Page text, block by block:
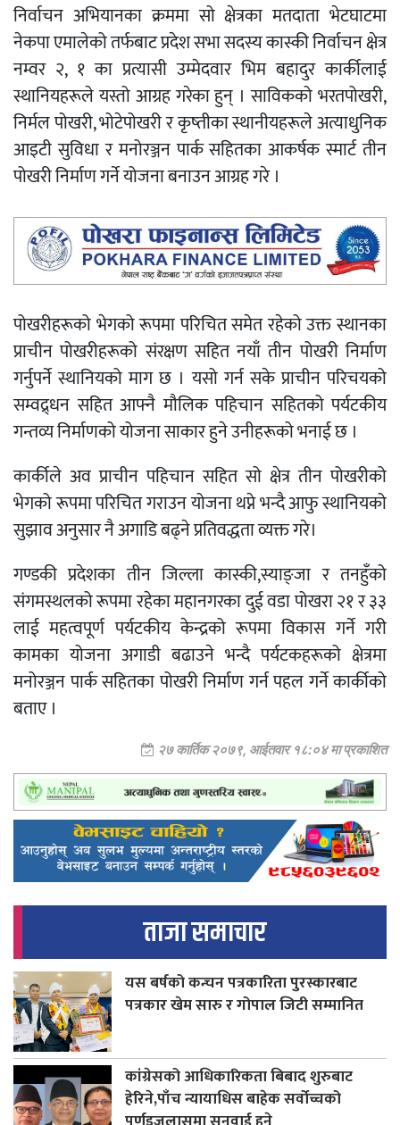
निर्वाचन अभियानका क्रममा सो क्षेत्रका मतदाता भेटघाटमा
नेकपा एमालेको तर्फबाट प्रदेश सभा सदस्य कास्की निर्वाचन क्षेत्र
नम्वर २, १ का प्रत्यासी उम्मेदवार भिम बहादुर कार्कीलाई
स्थानियहरूले यस्तो आग्रह गरेका हुन् । साविकको भरतपोखरी,
निर्मल पोखरी, भोटेपोखरी र कृष्तीका स्थानीयहरूले अत्याधुनिक
आइटी सुविधा र मनोरञ्जन पार्क सहितका आकर्षक स्मार्ट तीन
पोखरी निर्माण गर्ने योजना बनाउन आग्रह गरे ।
पोखरीहरूको भेगको रूपमा परिचित समेत रहेको उक्त स्थानका
प्राचीन पोखरीहरूको संरक्षण सहित नयाँ तीन पोखरी निर्माण
गर्नुपर्ने स्थानियको माग छ । यसो गर्न सके प्राचीन परिचयको
सम्वद्र्धन सहित आफ्नै मौलिक पहिचान सहितको पर्यटकीय
गन्तव्य निर्माणको योजना साकार हुने उनीहरूको भनाई छ ।
कार्कीले अव प्राचीन पहिचान सहित सो क्षेत्र तीन पोखरीको
भेगको रूपमा परिचित गराउन योजना थप्ने भन्दै आफु स्थानियको
सुझाव अनुसार नै अगाडि बढ्ने प्रतिवद्धता व्यक्त गरे।
गण्डकी प्रदेशका तीन जिल्ला कास्की,स्याङ्जा र तनहुँको
संगमस्थलको रूपमा रहेका महानगरका दुई वडा पोखरा २१ र ३३
लाई महत्वपूर्ण पर्यटकीय केन्द्रको रूपमा विकास गर्ने गरी
कामका योजना अगाडी बढाउने भन्दै पर्यटकहरूको क्षेत्रमा
मनोरञ्जन पार्क सहितका पोखरी निर्माण गर्न पहल गर्ने कार्कीको
बताए ।
२७ कार्तिक २०७९, आईतवार १८:०४ मा प्रकाशित
ताजा समाचार
यस बर्षको कन्चन पत्रकारिता पुरस्कारबाट
पत्रकार खेम सारु र गोपाल जिटी सम्मानित
कांग्रेसको आधिकारिकता बिबाद शुरुबाट
हेरिने,पाँच न्यायाधिस बाहेक सर्वोच्चको